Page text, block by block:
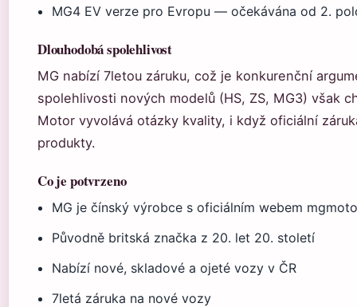
MG4 EV verze pro Evropu — očekávána od 2.
Dlouhodobá spolehlivost
MG nabízí 7letou záruku, což je konkurenční
spolehlivosti nových modelů (HS, ZS, MG3) však
Motor vyvolává otázky kvality, i když oficiální
produkty.
Co je potvrzeno
MG je čínský výrobce s oficiálním webem
Původně britská značka z 20. let 20. století
Nabízí nové, skladové a ojeté vozy v ČR
7letá záruka na nové vozy